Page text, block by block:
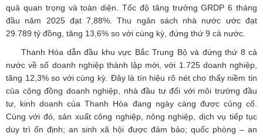
quả quan trọng và toàn diện. Tốc độ tăng trưởng GRDP 6 tháng
đầu năm 2025 đạt 7,88%. Thu ngân sách nhà nước ước đạt
29.789 tỷ đồng, tăng 13,6% so với cùng kỳ, đứng thứ 9 cả nước.
Thanh Hóa dẫn đầu khu vực Bắc Trung Bộ và đứng thứ 8 cả
nước về số doanh nghiệp thành lập mới, với 1.725 doanh nghiệp,
tăng 12,3% so với cùng kỳ. Đây là tín hiệu rõ nét cho thấy niềm tin
của cộng đồng doanh nghiệp, nhà đầu tư đối với môi trường đầu
tư, kinh doanh của Thanh Hóa đang ngày càng được củng cố.
Cùng với đó, sản xuất công nghiệp, nông nghiệp, dịch vụ tiếp tục
duy trì ổn định; an sinh xã hội được đảm bảo; quốc phòng – an